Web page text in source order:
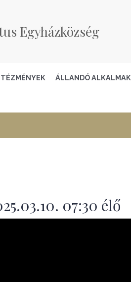
Egyházközség
ÁLLANDÓ ALKALMAK
07:30 élő